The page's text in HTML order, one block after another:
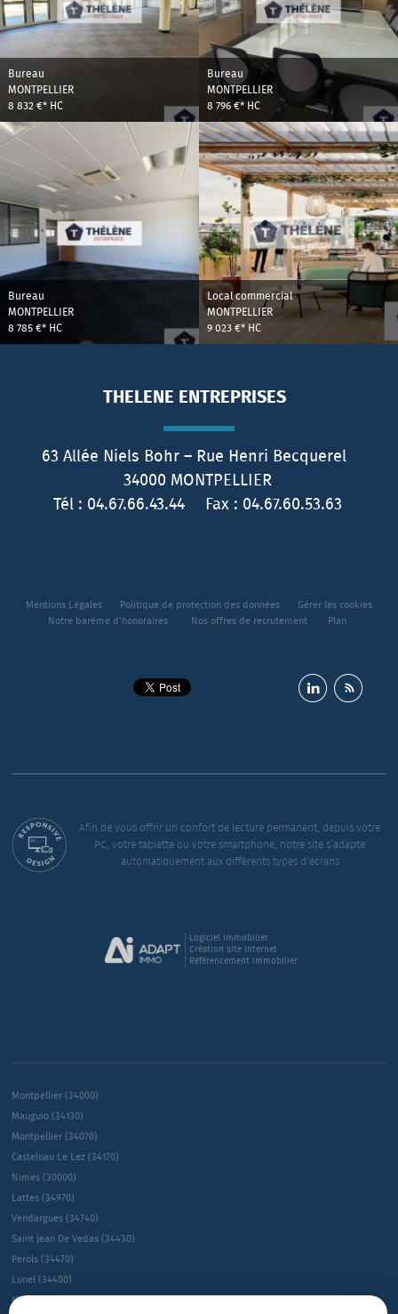
Bureau
MONTPELLIER
8 832 €* HC
Bureau
MONTPELLIER
8 796 €* HC
Bureau
MONTPELLIER
8 785 €* HC
Local commercial
MONTPELLIER
9 023 €* HC
THELENE ENTREPRISES
63 Allée Niels Bohr – Rue Henri Becquerel
34000 MONTPELLIER
Tél : 04.67.66.43.44 Fax : 04.67.60.53.63
Mentions Légales Politique de protection des données
Gérer les cookies
Notre barème d'honoraires
Nos offres de recrutement Plan
Afin de vous offrir un confort de lecture permanent, depuis votre
PC, votre tablette ou votre smartphone, notre site s’adapte
automatiquement aux différents types d'écrans
Logiciel immobilier
Création site internet
Référencement immobilier
Montpellier (34000)
Mauguio (34130)
Montpellier (34070)
Castelnau Le Lez (34170)
Nimes (30000)
Lattes (34970)
Vendargues (34740)
Saint Jean De Vedas (34430)
Perols (34470)
Lunel (34400)
Montpellier (34080)